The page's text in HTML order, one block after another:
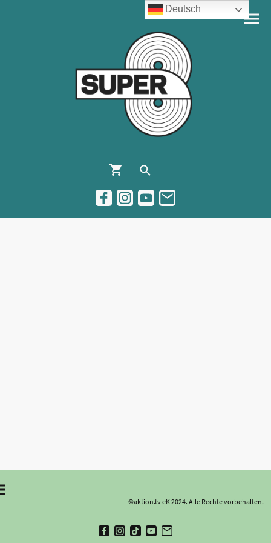
©aktion.tv eK 2024. Alle Rechte vorbehalten.
Deutsch